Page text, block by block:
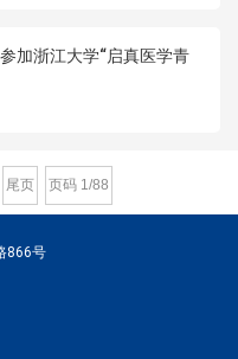
加浙江大学“启真医学青
尾页 页码 1 /88
866号